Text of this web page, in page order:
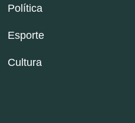
Política
Esporte
Cultura